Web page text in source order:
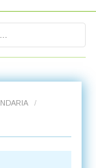
/